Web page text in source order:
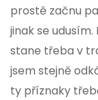
prostě začnu
jinak se
stane třeba v
jsem stejně
ty příznaky